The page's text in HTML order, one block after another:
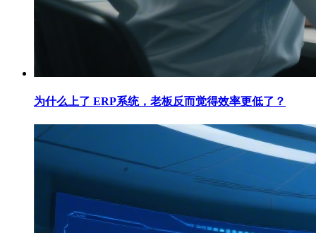
为什么上了 ERP系统，老板反而觉得效率更低了？